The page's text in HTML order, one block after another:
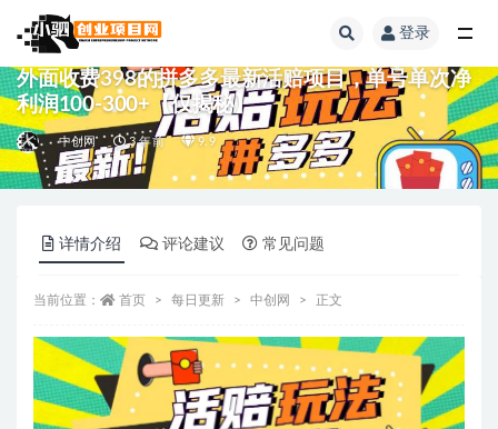
登录
外面收费398的拼多多最新活赔项目，单号单次净
利润100-300+【仅揭秘】
中创网 3 年前 9.9
详情介绍 评论建议 常见问题
当前位置： 首页 每日更新 中创网 正文